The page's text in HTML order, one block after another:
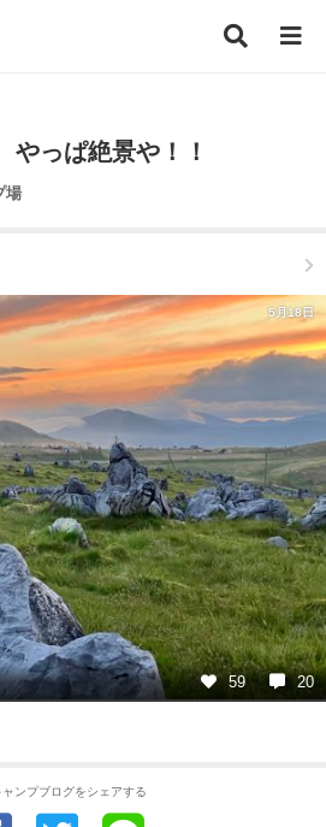
っぱ絶景や！！
場
5月18日
59 20
ャンプブログをシェアする